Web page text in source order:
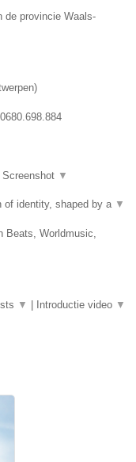
de provincie Waals-
)
0680.698.884
Screenshot ▼
of identity, shaped by a ▼
Beats, Worldmusic,
▼ Introductie video ▼